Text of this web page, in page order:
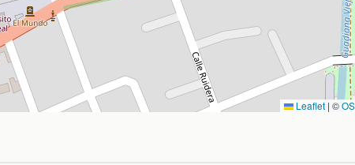
Leaflet | ©
Ciudad Real. Coordenadas: latitud 39.129474, longitud -